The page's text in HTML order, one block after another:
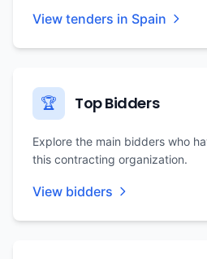
View tenders in Spain
🏆 Top Bidders
Explore the main bidders who
this contracting organization.
View bidders